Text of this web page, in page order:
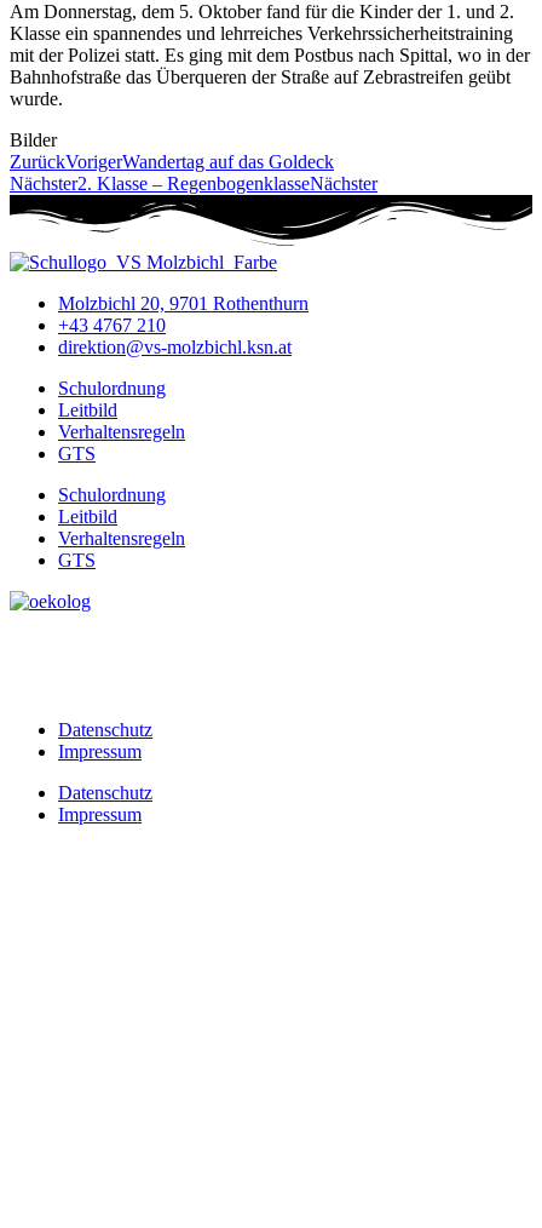
Am Donnerstag, dem 5. Oktober fand für die Kinder der 1. und 2.
Klasse ein spannendes und lehrreiches Verkehrssicherheitstraining
mit der Polizei statt. Es ging mit dem Postbus nach Spittal, wo in der
Bahnhofstraße das Überqueren der Straße auf Zebrastreifen geübt
wurde.
Bilder
ZurückVorigerWandertag auf das Goldeck
Nächster2. Klasse – RegenbogenklasseNächster
Molzbichl 20, 9701 Rothenthurn
+43 4767 210
direktion@vs-molzbichl.ksn.at
Schulordnung
Leitbild
Verhaltensregeln
GTS
Schulordnung
Leitbild
Verhaltensregeln
GTS
Datenschutz
Impressum
Datenschutz
Impressum